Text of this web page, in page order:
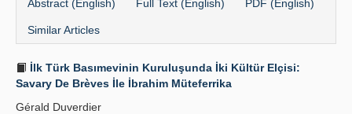
Abstract (English) Full Text (English) PDF (English)
Similar Articles
İlk Türk Basımevinin Kuruluşunda İki Kültür Elçisi:
Savary De Brèves İle İbrahim Müteferrika
Gérald Duverdier